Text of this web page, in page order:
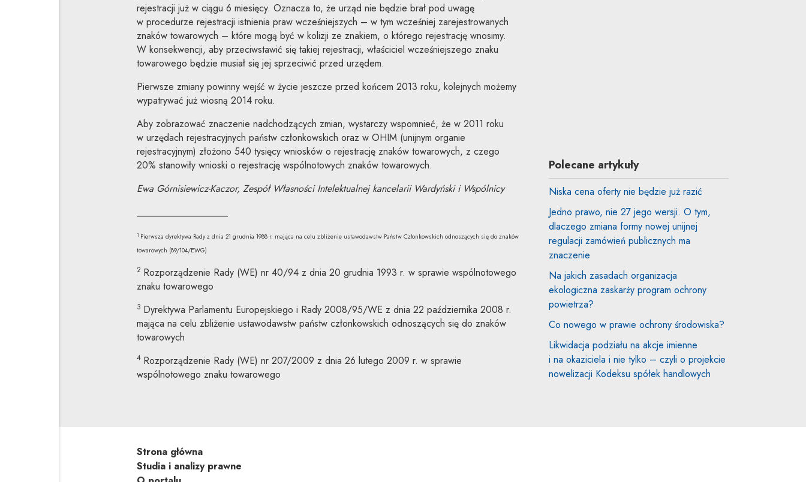
rejestracji już w ciągu 6 miesięcy. Oznacza to, że urząd nie będzie brał pod uwagę
w procedurze rejestracji istnienia praw wcześniejszych – w tym wcześniej zarejestrowanych
znaków towarowych – które mogą być w kolizji ze znakiem, o którego rejestrację wnosimy.
W konsekwencji, aby przeciwstawić się takiej rejestracji, właściciel wcześniejszego znaku
towarowego będzie musiał się jej sprzeciwić przed urzędem.
Pierwsze zmiany powinny wejść w życie jeszcze przed końcem 2013 roku, kolejnych możemy
wypatrywać już wiosną 2014 roku.
Aby zobrazować znaczenie nadchodzących zmian, wystarczy wspomnieć, że w 2011 roku
w urzędach rejestracyjnych państw członkowskich oraz w OHIM (unijnym organie
rejestracyjnym) złożono 540 tysięcy wniosków o rejestrację znaków towarowych, z czego
20% stanowiły wnioski o rejestrację wspólnotowych znaków towarowych.
Ewa Górnisiewicz-Kaczor, Zespół Własności Intelektualnej kancelarii Wardyński i Wspólnicy
1 Pierwsza dyrektywa Rady z dnia 21 grudnia 1988 r. mająca na celu zbliżenie ustawodawstw Państw Członkowskich odnoszących się do znaków
towarowych (89/104/EWG)
2 Rozporządzenie Rady (WE) nr 40/94 z dnia 20 grudnia 1993 r. w sprawie wspólnotowego
znaku towarowego
3 Dyrektywa Parlamentu Europejskiego i Rady 2008/95/WE z dnia 22 października 2008 r.
mająca na celu zbliżenie ustawodawstw państw członkowskich odnoszących się do znaków
towarowych
4 Rozporządzenie Rady (WE) nr 207/2009 z dnia 26 lutego 2009 r. w sprawie
wspólnotowego znaku towarowego
Polecane artykuły
Niska cena oferty nie będzie już razić
Jedno prawo, nie 27 jego wersji. O tym,
dlaczego zmiana formy nowej unijnej
regulacji zamówień publicznych ma
znaczenie
Na jakich zasadach organizacja
ekologiczna zaskarży program ochrony
powietrza?
Co nowego w prawie ochrony środowiska?
Likwidacja podziału na akcje imienne
i na okaziciela i nie tylko – czyli o projekcie
nowelizacji Kodeksu spółek handlowych
Strona główna
Studia i analizy prawne